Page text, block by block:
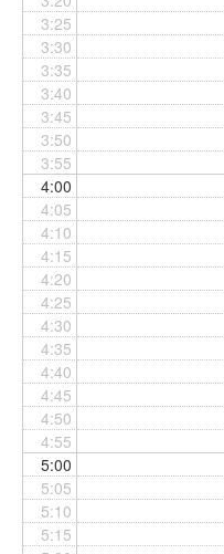
3:25
3:30
3:35
3:40
3:45
3:50
3:55
4:00
4:05
4:10
4:15
4:20
4:25
4:30
4:35
4:40
4:45
4:50
4:55
5:00
5:05
5:10
5:15